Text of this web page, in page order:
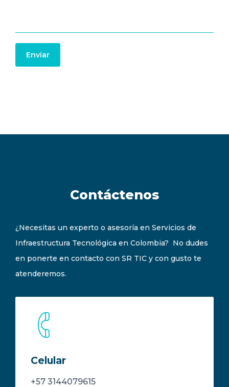
Enviar
Contáctenos
¿Necesitas un experto o asesoría en Servicios de
Infraestructura Tecnológica en Colombia? No dudes
en ponerte en contacto con SR TIC y con gusto te
atenderemos.
Celular
+57 3144079615